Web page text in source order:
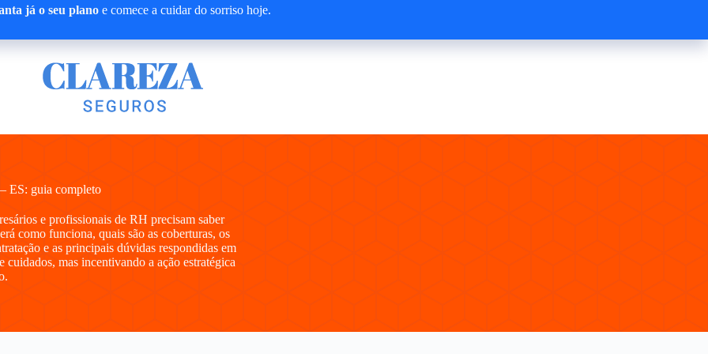
já o seu planoe comece a cuidar do sorriso hoje.
ES: guia completo
e profissionais de RH precisam saber
como funciona, quais são as coberturas, os
e as principais dúvidas respondidas em
mas incentivando a ação estratégica